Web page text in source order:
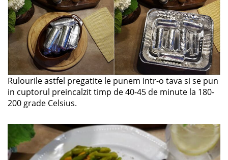
Rulourile astfel pregatite le punem intr-o tava si se pun
in cuptorul preincalzit timp de 40-45 de minute la 180-
200 grade Celsius.